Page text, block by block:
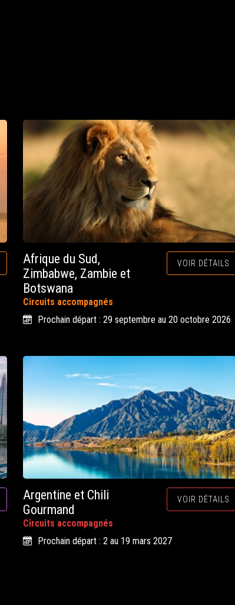
Afrique du Sud,
Zimbabwe, Zambie et
Botswana
Circuits accompagnés
VOIR DÉTAILS
Prochain départ : 29 septembre au 20 octobre 2026
Argentine et Chili
Gourmand
Circuits accompagnés
VOIR DÉTAILS
Prochain départ : 2 au 19 mars 2027